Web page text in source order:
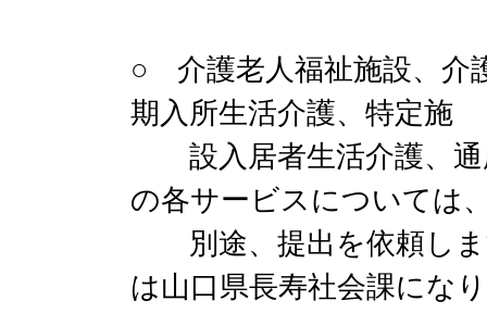
○ 介護老人福祉施設、介
期入所生活介護、特定施
設入居者生活介護、通
の各サービスについては
別途、提出を依頼しま
は山口県長寿社会課にな